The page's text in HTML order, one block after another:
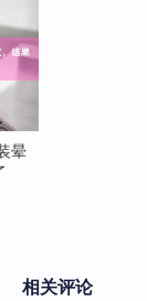
晕
相关评论